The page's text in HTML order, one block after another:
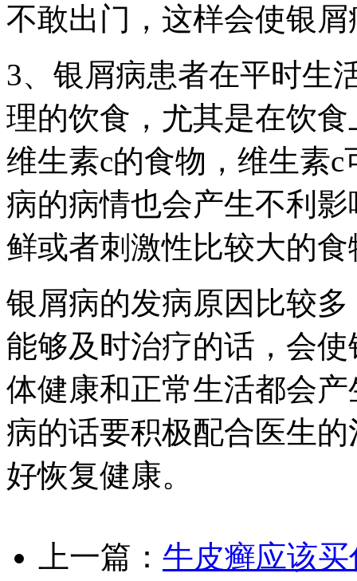
不敢出门，这样会使银
3、银屑病患者在平时生
理的饮食，尤其是在饮
维生素c的食物，维生素
病的病情也会产生不利
鲜或者刺激性比较大的食
银屑病的发病原因比较
能够及时治疗的话，会
体健康和正常生活都会
病的话要积极配合医生
好恢复健康。
上一篇： 牛皮癣应该